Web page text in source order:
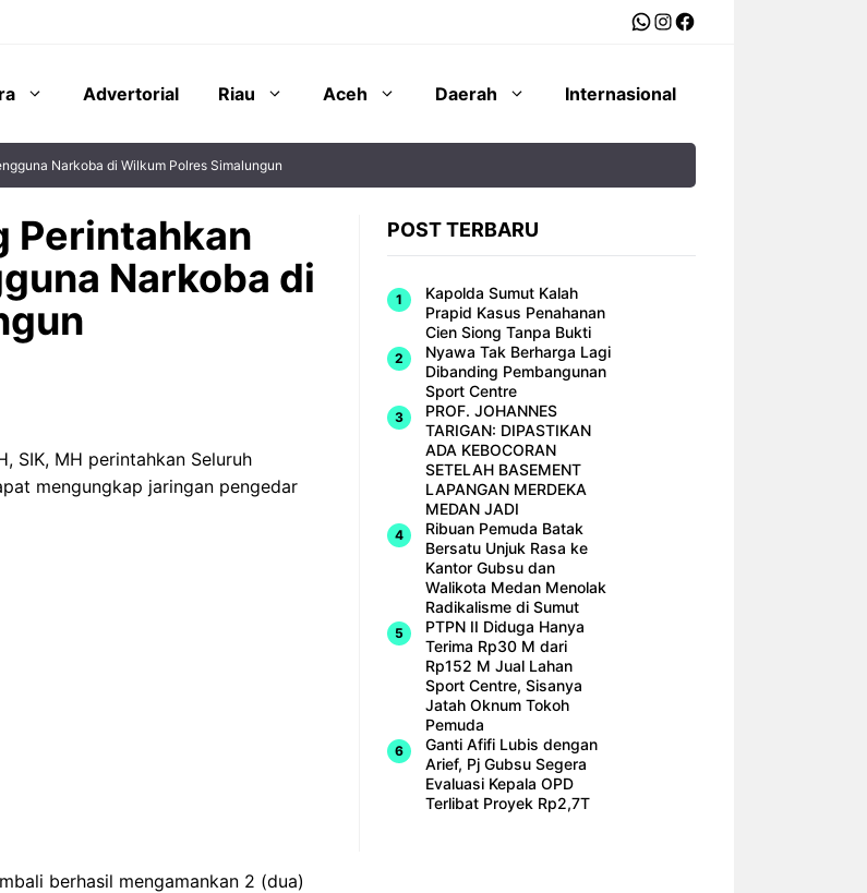
WhatsApp
Instagram
Facebook
Advertorial Riau Aceh Daerah Internasional
Narkoba di Wilkum Polres Simalungun
Perintahkan
Narkoba di
SIK, MH perintahkan Seluruh
mengungkap jaringan pengedar
berhasil mengamankan 2 (dua)
POST TERBARU
Kapolda Sumut Kalah
Prapid Kasus Penahanan
Cien Siong Tanpa Bukti
Nyawa Tak Berharga Lagi
Dibanding Pembangunan
Sport Centre
PROF. JOHANNES
TARIGAN: DIPASTIKAN
ADA KEBOCORAN
SETELAH BASEMENT
LAPANGAN MERDEKA
MEDAN JADI
Ribuan Pemuda Batak
Bersatu Unjuk Rasa ke
Kantor Gubsu dan
Walikota Medan Menolak
Radikalisme di Sumut
PTPN II Diduga Hanya
Terima Rp30 M dari
Rp152 M Jual Lahan
Sport Centre, Sisanya
Jatah Oknum Tokoh
Pemuda
Ganti Afifi Lubis dengan
Arief, Pj Gubsu Segera
Evaluasi Kepala OPD
Terlibat Proyek Rp2,7T